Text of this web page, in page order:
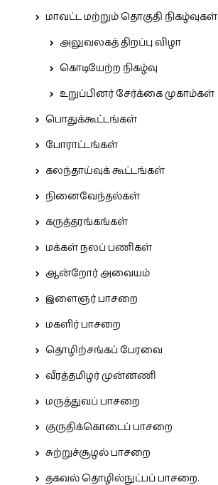
மாவட்ட மற்றும் தொகுதி நிகழ்வுகள்
அலுவலகத் திறப்பு விழா
கொடியேற்ற நிகழ்வு
உறுப்பினர் சேர்க்கை முகாம்கள்
பொதுக்கூட்டங்கள்
போராட்டங்கள்
கலந்தாய்வுக் கூட்டங்கள்
நினைவேந்தல்கள்
கருத்தரங்கங்கள்
மக்கள் நலப் பணிகள்
ஆன்றோர் அவையம்
இளைஞர் பாசறை
மகளிர் பாசறை
தொழிற்சங்கப் பேரவை
வீரத்தமிழர் முன்னணி
மருத்துவப் பாசறை
குருதிக்கொடைப் பாசறை
சுற்றுச்சூழல் பாசறை
தகவல் தொழில்நுட்பப் பாசறை.